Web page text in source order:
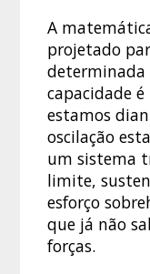
A
projetado
determinada
capacidade
estamos
oscilação
um sistema
limite,
esforço
que já não
forças.